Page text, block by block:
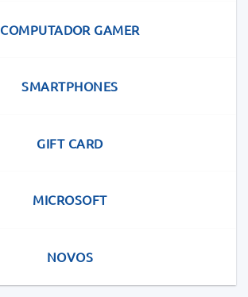
COMPUTADOR GAMER
SMARTPHONES
GIFT CARD
MICROSOFT
NOVOS